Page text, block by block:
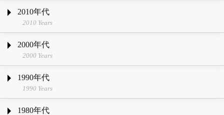
2010年代
2010 Years
2000年代
2000 Years
1990年代
1990 Years
1980年代